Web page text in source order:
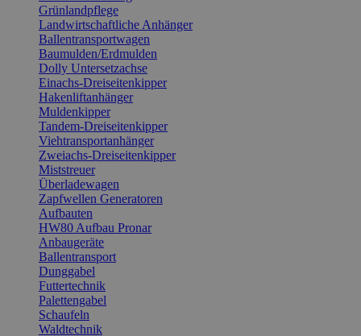
Grünlandpflege
Landwirtschaftliche Anhänger
Ballentransportwagen
Baumulden/Erdmulden
Dolly Untersetzachse
Einachs-Dreiseitenkipper
Hakenliftanhänger
Muldenkipper
Tandem-Dreiseitenkipper
Viehtransportanhänger
Zweiachs-Dreiseitenkipper
Miststreuer
Überladewagen
Zapfwellen Generatoren
Aufbauten
HW80 Aufbau Pronar
Anbaugeräte
Ballentransport
Dunggabel
Futtertechnik
Palettengabel
Schaufeln
Waldtechnik